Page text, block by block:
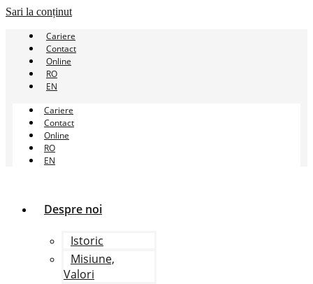
Sari la conținut
Cariere
Contact
Online
RO
EN
Cariere
Contact
Online
RO
EN
Despre noi
Istoric
Misiune,
Valori